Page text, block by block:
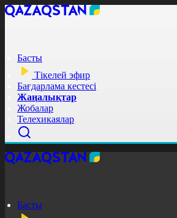
Басты
Тікелей эфир
Бағдарлама кестесі
Жаңалықтар
Жобалар
Телехикаялар
Басты